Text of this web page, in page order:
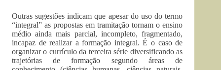
Outras sugestões indicam que apesar do uso do termo
“integral” as propostas em tramitação tornam o ensino
médio ainda mais parcial, incompleto, fragmentado,
incapaz de realizar a formação integral. É o caso de
organizar o currículo da terceira série diversificando as
trajetórias de formação segundo áreas de